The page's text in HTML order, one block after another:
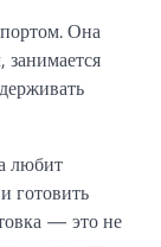
Она
занимается
любит
готовить
— это не